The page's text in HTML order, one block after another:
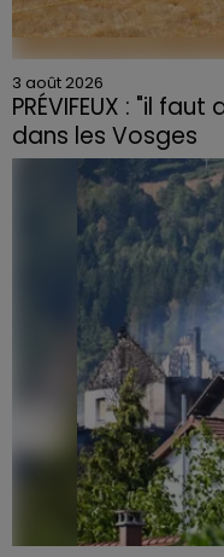
3 août 2026
PRÉVIFEUX : "il
dans les Vosges